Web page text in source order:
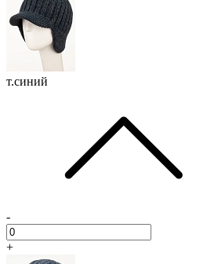
т.синий
-
+